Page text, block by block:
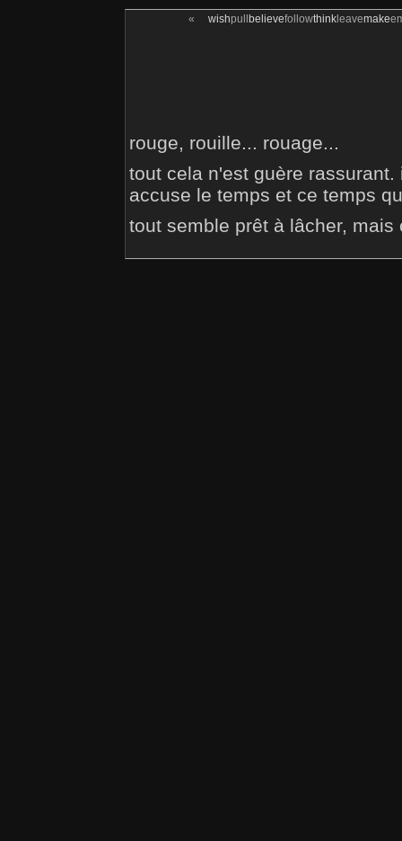
« wishpull believefollowthinkleavemake
rouge, rouille... rouage...
tout cela n'est guère
accuse le temps et ce temps
tout semble prêt à lâcher, mais